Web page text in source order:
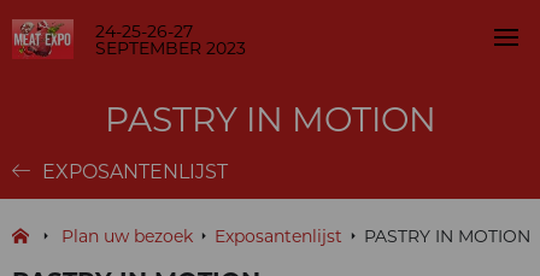
24-25-26-27
SEPTEMBER 2023
PASTRY IN MOTION
EXPOSANTENLIJST
Plan uw bezoek Exposantenlijst PASTRY IN MOTION